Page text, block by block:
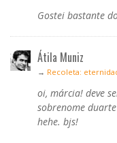
Gostei bastante
Átila Muniz
→ Recoleta:
oi, márcia! deve
sobrenome
hehe. bjs!